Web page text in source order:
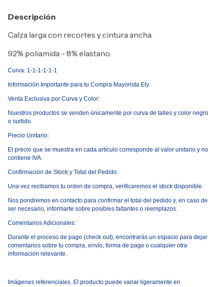
Descripción
Calza larga con recortes y cintura ancha.
92% poliamida - 8% elastano.
Curva: 1-1-1-1-1-1
Información Importante para tu Compra Mayorista Ely
Venta Exclusiva por Curva y Color:
Nuestros productos se venden únicamente por curva de talles y color negro
o surtido.
Precio Unitario:
El precio que se muestra en cada artículo corresponde al valor unitario y no
contiene IVA.
Confirmación de Stock y Total del Pedido:
Una vez recibamos tu orden de compra, verificaremos el stock disponible.
Nos pondremos en contacto para confirmar el total del pedido y, en caso de
ser necesario, informarte sobre posibles faltantes o reemplazos.
Comentarios Adicionales:
Durante el proceso de pago (check out), encontrarás un espacio para dejar
comentarios sobre tu compra, envío, forma de pago o cualquier otra
información relevante.
Imágenes referenciales. El producto puede variar ligeramente en